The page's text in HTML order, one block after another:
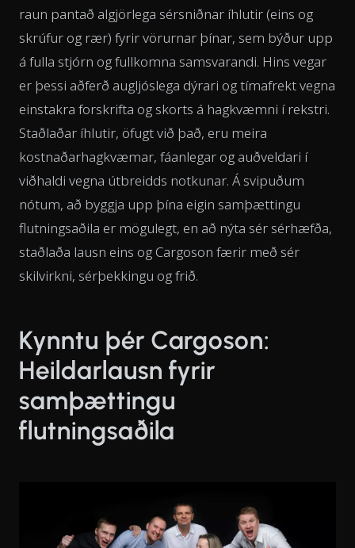
raun pantað algjörlega sérsniðnar íhlutir (eins og
skrúfur og rær) fyrir vörurnar þínar, sem býður upp
á fulla stjórn og fullkomna samsvarandi. Hins vegar
er þessi aðferð augljóslega dýrari og tímafrekt vegna
einstakra forskrifta og skorts á hagkvæmni í rekstri.
Staðlaðar íhlutir, öfugt við það, eru meira
kostnaðarhagkvæmar, fáanlegar og auðveldari í
viðhaldi vegna útbreidds notkunar. Á svipuðum
nótum, að byggja upp þína eigin samþættingu
flutningsaðila er mögulegt, en að nýta sér sérhæfða,
staðlaða lausn eins og Cargoson færir með sér
skilvirkni, sérþekkingu og frið.
Kynntu þér Cargoson:
Heildarlausn fyrir
samþættingu
flutningsaðila